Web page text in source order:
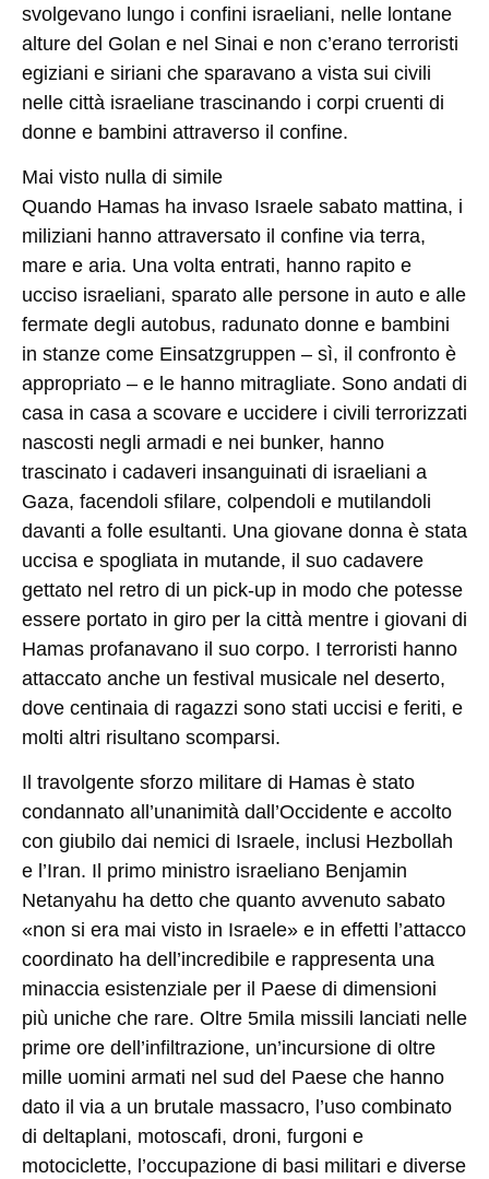
svolgevano lungo i confini israeliani, nelle lontane
alture del Golan e nel Sinai e non c’erano terroristi
egiziani e siriani che sparavano a vista sui civili
nelle città israeliane trascinando i corpi cruenti di
donne e bambini attraverso il confine.
Mai visto nulla di simile
Quando Hamas ha invaso Israele sabato mattina, i
miliziani hanno attraversato il confine via terra,
mare e aria. Una volta entrati, hanno rapito e
ucciso israeliani, sparato alle persone in auto e alle
fermate degli autobus, radunato donne e bambini
in stanze come Einsatzgruppen – sì, il confronto è
appropriato – e le hanno mitragliate. Sono andati di
casa in casa a scovare e uccidere i civili terrorizzati
nascosti negli armadi e nei bunker, hanno
trascinato i cadaveri insanguinati di israeliani a
Gaza, facendoli sfilare, colpendoli e mutilandoli
davanti a folle esultanti. Una giovane donna è stata
uccisa e spogliata in mutande, il suo cadavere
gettato nel retro di un pick-up in modo che potesse
essere portato in giro per la città mentre i giovani di
Hamas profanavano il suo corpo. I terroristi hanno
attaccato anche un festival musicale nel deserto,
dove centinaia di ragazzi sono stati uccisi e feriti, e
molti altri risultano scomparsi.
Il travolgente sforzo militare di Hamas è stato
condannato all’unanimità dall’Occidente e accolto
con giubilo dai nemici di Israele, inclusi Hezbollah
e l’Iran. Il primo ministro israeliano Benjamin
Netanyahu ha detto che quanto avvenuto sabato
«non si era mai visto in Israele» e in effetti l’attacco
coordinato ha dell’incredibile e rappresenta una
minaccia esistenziale per il Paese di dimensioni
più uniche che rare. Oltre 5mila missili lanciati nelle
prime ore dell’infiltrazione, un’incursione di oltre
mille uomini armati nel sud del Paese che hanno
dato il via a un brutale massacro, l’uso combinato
di deltaplani, motoscafi, droni, furgoni e
motociclette, l’occupazione di basi militari e diverse